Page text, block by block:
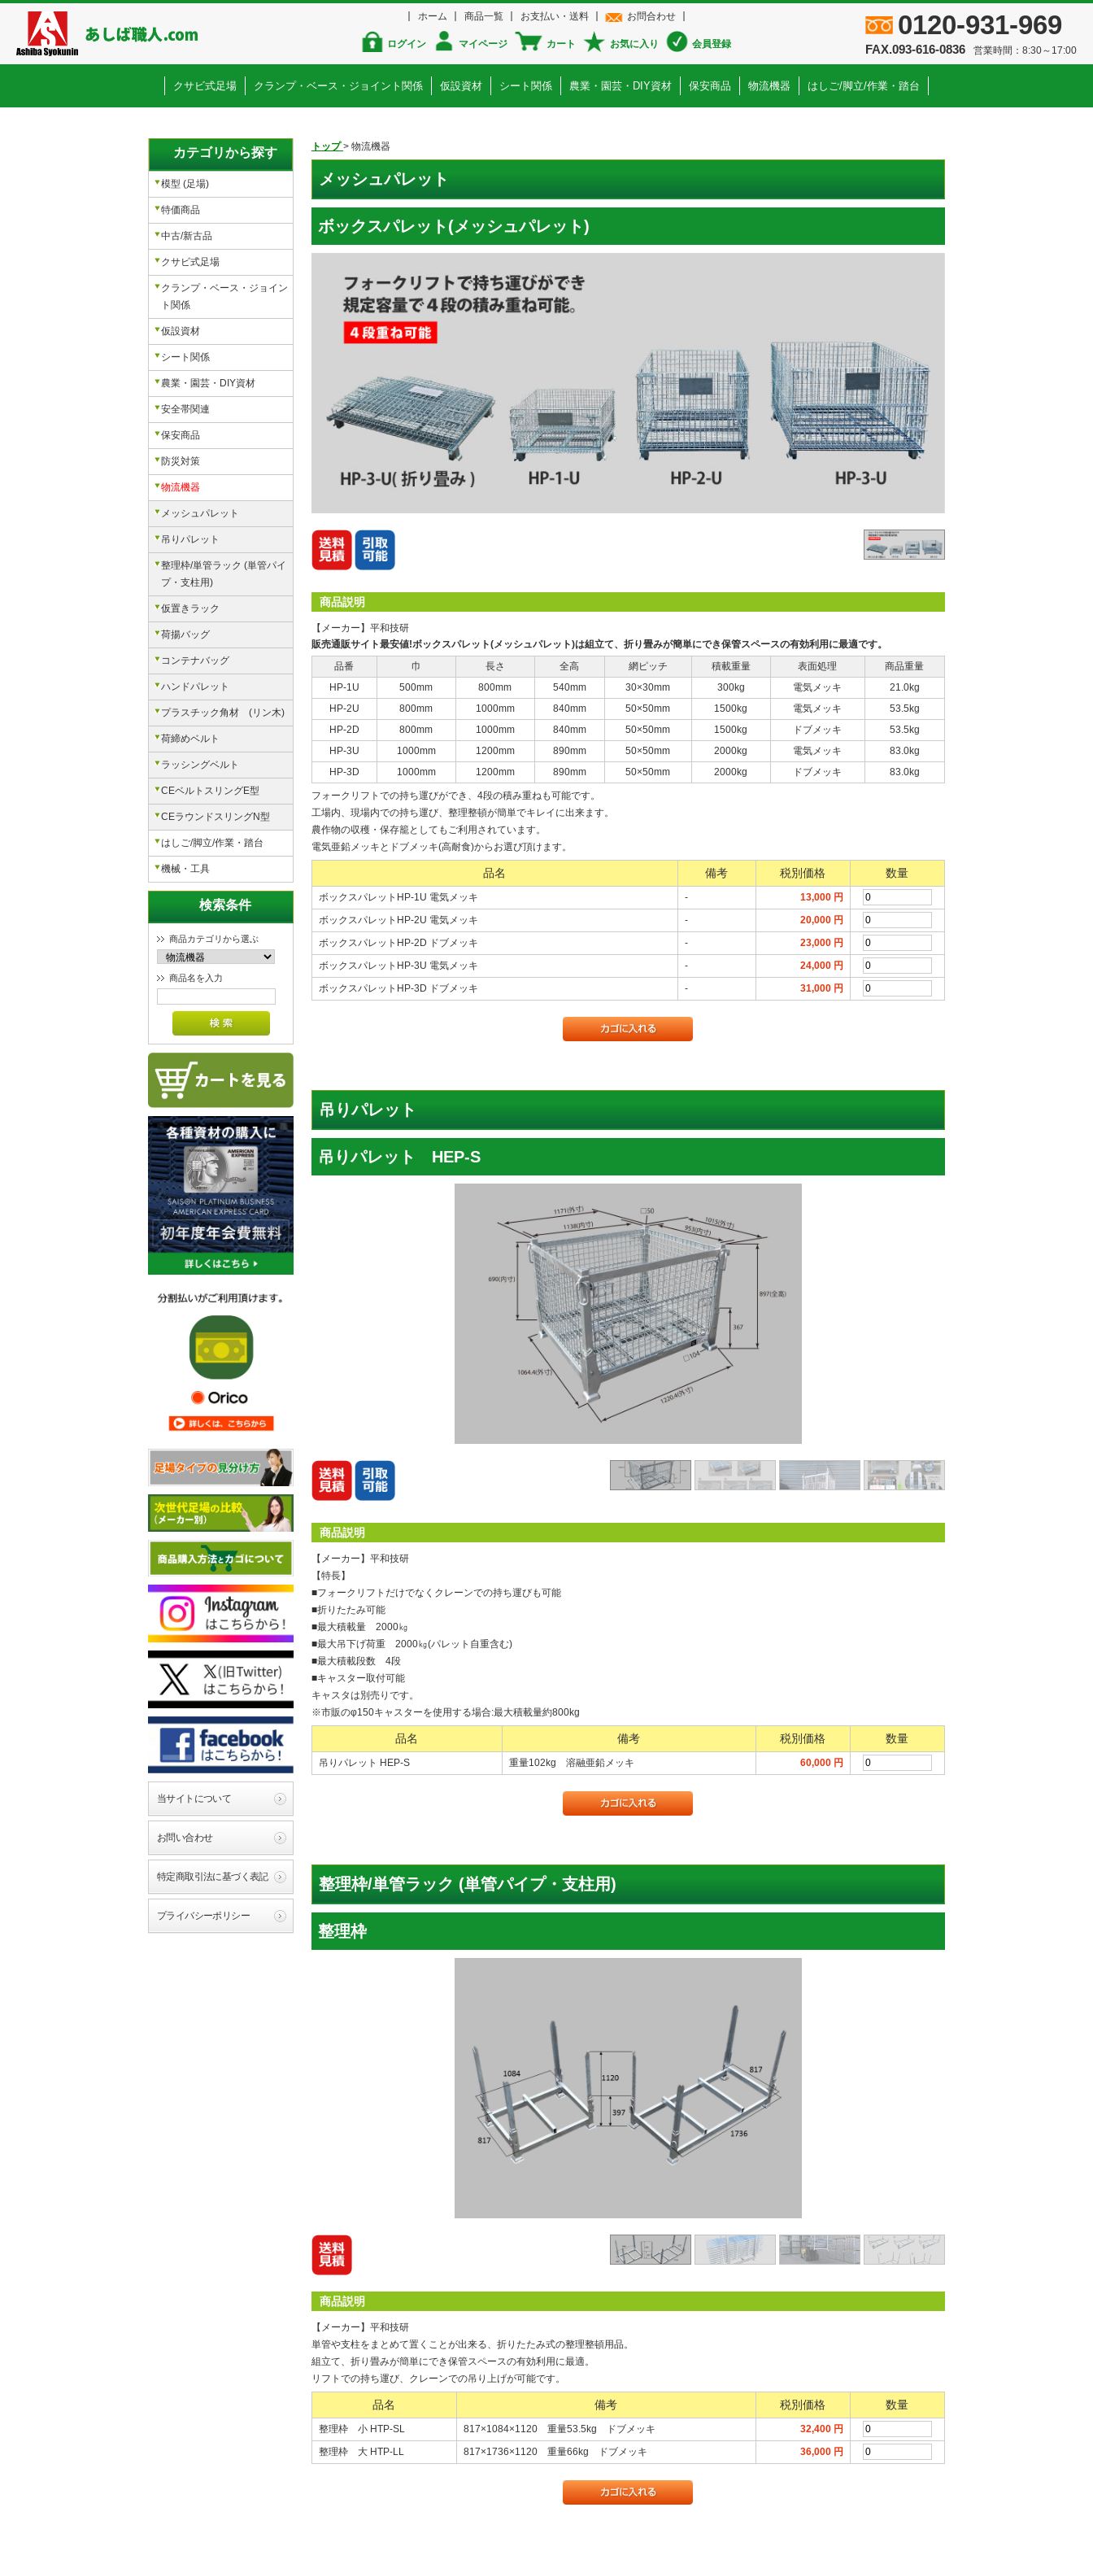
ホーム 商品一覧 お支払い・送料 お問合わせ
ログイン マイページ カート お気に入り 会員登録
0120-931-969
FAX.093-616-0836 営業時間：8:30～17:00
クサビ式足場 クランプ・ベース・ジョイント関係 仮設資材 シート関係 農業・園芸・DIY資材 保安商品 物流機器 はしご/脚立/作業・踏台
トップ > 物流機器
メッシュパレット
ボックスパレット(メッシュパレット)
商品説明
【メーカー】平和技研
販売通販サイト最安値!ボックスパレット(メッシュパレット)は組立て、折り畳みが簡単にでき保管スペースの有効利用に最適です。
品番
巾 長さ 全高 網ピッチ 積載重量 表面処理
商品重量
HP-1U
500mm 800mm 540mm 30×30mm 300kg 電気メッキ
21.0kg
HP-2U
800mm 1000mm 840mm 50×50mm 1500kg 電気メッキ
53.5kg
HP-2D
800mm 1000mm 840mm 50×50mm 1500kg ドブメッキ
53.5kg
HP-3U
1000mm 1200mm 890mm 50×50mm 2000kg 電気メッキ
83.0kg
HP-3D
1000mm 1200mm 890mm 50×50mm 2000kg ドブメッキ 83.0kg
フォークリフトでの持ち運びができ、4段の積み重ねも可能です。
工場内、現場内での持ち運び、整理整頓が簡単でキレイに出来ます。
農作物の収穫・保存籠としてもご利用されています。
電気亜鉛メッキとドブメッキ(高耐食)からお選び頂けます。
品名 備考 税別価格 数量
ボックスパレットHP-1U 電気メッキ - 13,000円
ボックスパレットHP-2U 電気メッキ
- 20,000円
ボックスパレットHP-2D ドブメッキ
- 23,000円
ボックスパレットHP-3U 電気メッキ
- 24,000円
ボックスパレットHP-3D ドブメッキ
- 31,000円
吊りパレット
吊りパレット HEP-S
商品説明
【メーカー】平和技研
【特長】
■フォークリフトだけでなくクレーンでの持ち運びも可能
■折りたたみ可能
■最大積載量 2000㎏
■最大吊下げ荷重 2000㎏(パレット自重含む)
■最大積載段数 4段
■キャスター取付可能
キャスタは別売りです。
※市販のφ150キャスターを使用する場合:最大積載量約800kg
品名 備考 税別価格 数量
吊りパレット HEP-S 重量102kg 溶融亜鉛メッキ 60,000円
整理枠/単管ラック (単管パイプ・支柱用)
整理枠
商品説明
【メーカー】平和技研
単管や支柱をまとめて置くことが出来る、折りたたみ式の整理整頓用品。
組立て、折り畳みが簡単にでき保管スペースの有効利用に最適。
リフトでの持ち運び、クレーンでの吊り上げが可能です。
品名 備考 税別価格 数量
整理枠 小 HTP-SL 817×1084×1120 重量53.5kg ドブメッキ 32,400円
整理枠 大 HTP-LL
817×1736×1120 重量66kg ドブメッキ 36,000円
カテゴリから探す
模型 (足場)
特価商品
中古/新古品
クサビ式足場
クランプ・ベース・ジョイン
ト関係
仮設資材
シート関係
農業・園芸・DIY資材
安全帯関連
保安商品
防災対策
物流機器
メッシュパレット
吊りパレット
整理枠/単管ラック (単管パイ
プ・支柱用)
仮置きラック
荷揚バッグ
コンテナバッグ
ハンドパレット
プラスチック角材 (リン木)
荷締めベルト
ラッシングベルト
CEベルトスリングE型
CEラウンドスリングN型
はしご/脚立/作業・踏台
機械・工具
検索条件
商品カテゴリから選ぶ
商品名を入力
当サイトについて
お問い合わせ
特定商取引法に基づく表記
プライバシーポリシー